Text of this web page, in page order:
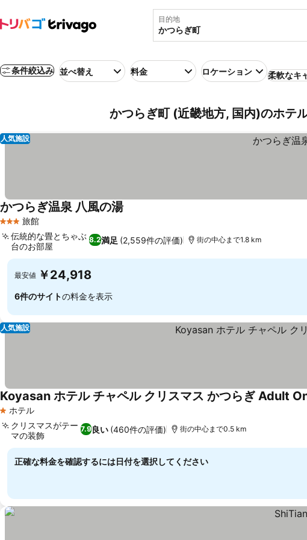
目的地
条件絞込み 並べ替え 料金 ロケーション 柔軟なキ
かつらぎ町 (近畿地方, 国内)のホテ
人気施設
3 ホテルのランク
旅館
かつらぎ温泉 八風の湯
8.2満足 (2,559件の評価)
伝統的な畳とちゃぶ
台のお部屋
街の中心まで1.8 km
最安値 ￥24,918
6件のサイトの料金を表示
人気施設
1 ホテルのランク
ホテル
Koyasan ホテル チャペル クリスマス かつらぎ Adult
7.9良い (460件の評価)
クリスマスがテー
マの装飾
街の中心まで0.5 km
正確な料金を確認するには日付を選択してください